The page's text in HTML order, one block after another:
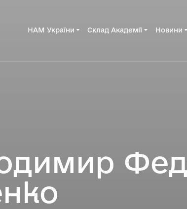
НАМ України Склад Академії Новини